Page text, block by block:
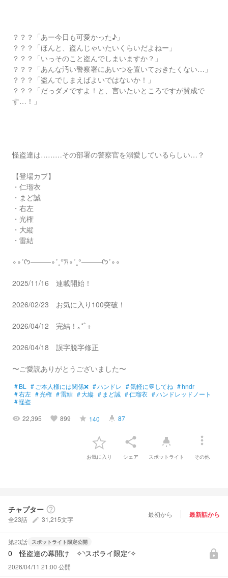
？？？「あー今日も可愛かった♪」
？？？「ほんと、盗んじゃいたいくらいだよねー」
？？？「いっそのこと盗んでしまいますか？」
？？？「あんな汚い警察署にあいつを置いておきたくない…」
？？？「盗んでしまえばよいではないか！」
？？？「だっダメですよ！と、言いたいところですが賛成で
す…！」
怪盗達は………その部署の警察官を溺愛しているらしい…？
【登場カプ】
・仁瑠衣
・まど誠
・右左
・光権
・大縦
・雷結
∘∘⁠˚ᡣ𐭩────∘⁠˚⁠˳⁠°𐙚∘⁠˚⁠˳⁠°────ᡣ𐭩˚∘∘⁠
2025/11/16 連載開始！
2026/02/23 お気に入り100突破！
2026/04/12 完結！｡⁠*ﾟ⁠+
2026/04/18 誤字脱字修正
〜ご愛読ありがとうございました〜
#BL # ご本人様には関係❌ #ハンドレ #気軽に💬してね #hndr
#右左 #光権 #雷結 #大縦 # まど誠 #仁瑠衣 #ハンドレッドノート
#怪盗
visibility 22,395 favorite 899 grade 140 highlight 87
お気に入り
share
シェア
highlight
スポットライト
more_vert
その他
チャプター help_outline
全23話 create 31,215文字
最初から 最新話から
第23話 スポットライト限定公開
0 怪盗達の幕開け ✧⁠◝⁠スポライ限定⁠◜⁠✧
2026/04/11 21:00 公開
lock